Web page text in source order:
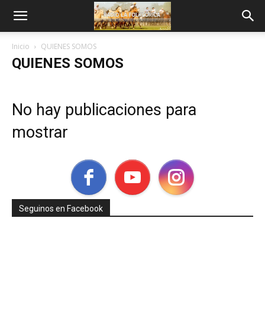
Inicio QUIENES SOMOS
QUIENES SOMOS
No hay publicaciones para
mostrar
Seguinos en Facebook